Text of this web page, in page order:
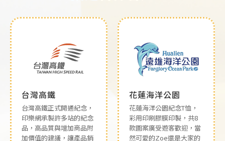
台灣高鐵
台灣高鐵正式開通紀念，
印樂網承製許多站的紀念
品，高品質與增加商品附
加價值的建議，讓產品銷
花蓮海洋公園
花蓮海洋公園紀念T恤，
彩用印刷膠膜印製，共8
款圖案廣受遊客歡迎，當
然可愛的Zoe還是大家的